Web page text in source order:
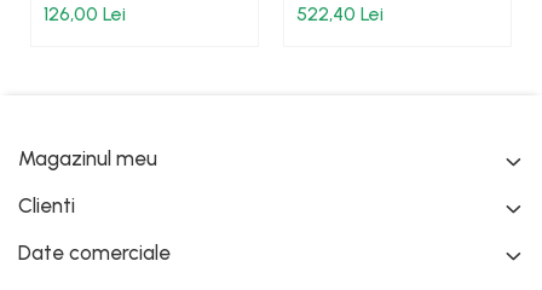
126,00 Lei 522,40 Lei
Magazinul meu
Clienti
Date comerciale